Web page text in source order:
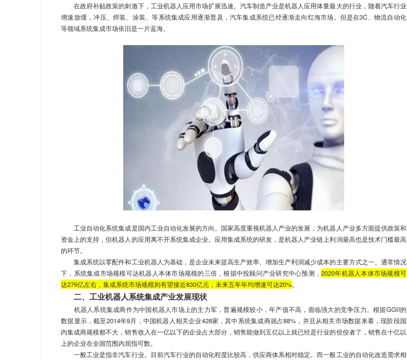
在政府补贴政策的刺激下，工业机器人应用市场扩展迅速。汽车制造产业是机器人应用体量最大的行业，随着汽车行业
增速放缓，冲压、焊装、涂装、等系统集成应用逐渐普及，汽车集成系统已经逐渐走向红海市场。但是在3C、物流自动化
等领域系统集成市场依旧是一片蓝海。
工业自动化系统集成是国内工业自动化发展的方向。国家高度重视机器人产业的发展，为机器人产业多方面提供政策和
资金上的支持，但机器人的应用离不开系统集成企业。应用集成系统的研发，是机器人产业链上利润最高也是技术门槛最高
的环节。
集成系统以零配件和工业机器人为基础，是企业未来提高生产效率、增加生产利润减少成本的主要方式之一。通常情况
下，系统集成市场规模可达机器人本体市场规模的三倍，根据中投顾问产业研究中心预测，2020年机器人本体市场规模可
达276亿左右，集成系统市场规模则有望接近830亿元，未来五年年均增速可达20%。
二、工业机器人系统集成产业发展现状
机器人系统集成商作为中国机器人市场上的主力军，普遍规模较小，年产值不高，面临强大的竞争压力。根据GGII的
数据显示，截至2014年9月，中国机器人相关企业428家，其中系统集成商就占88%，并且从相关市场数据来看，现阶段国
内集成商规模都不大，销售收入在一亿以下的企业占大部分，销售能做到五亿以上就已经是行业的佼佼者了，销售在十亿以
上的企业在全国范围内屈指可数。
一般工业是指非汽车行业。目前汽车行业的自动化程度比较高，供应商体系相对稳定。而一般工业的自动化改造需求相